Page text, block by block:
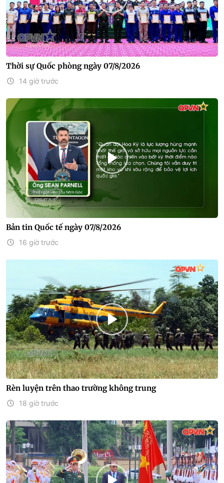
Thời sự Quốc phòng ngày 07/8/2026
14 giờ trước
Bản tin Quốc tế ngày 07/8/2026
16 giờ trước
Rèn luyện trên thao trường không trung
18 giờ trước